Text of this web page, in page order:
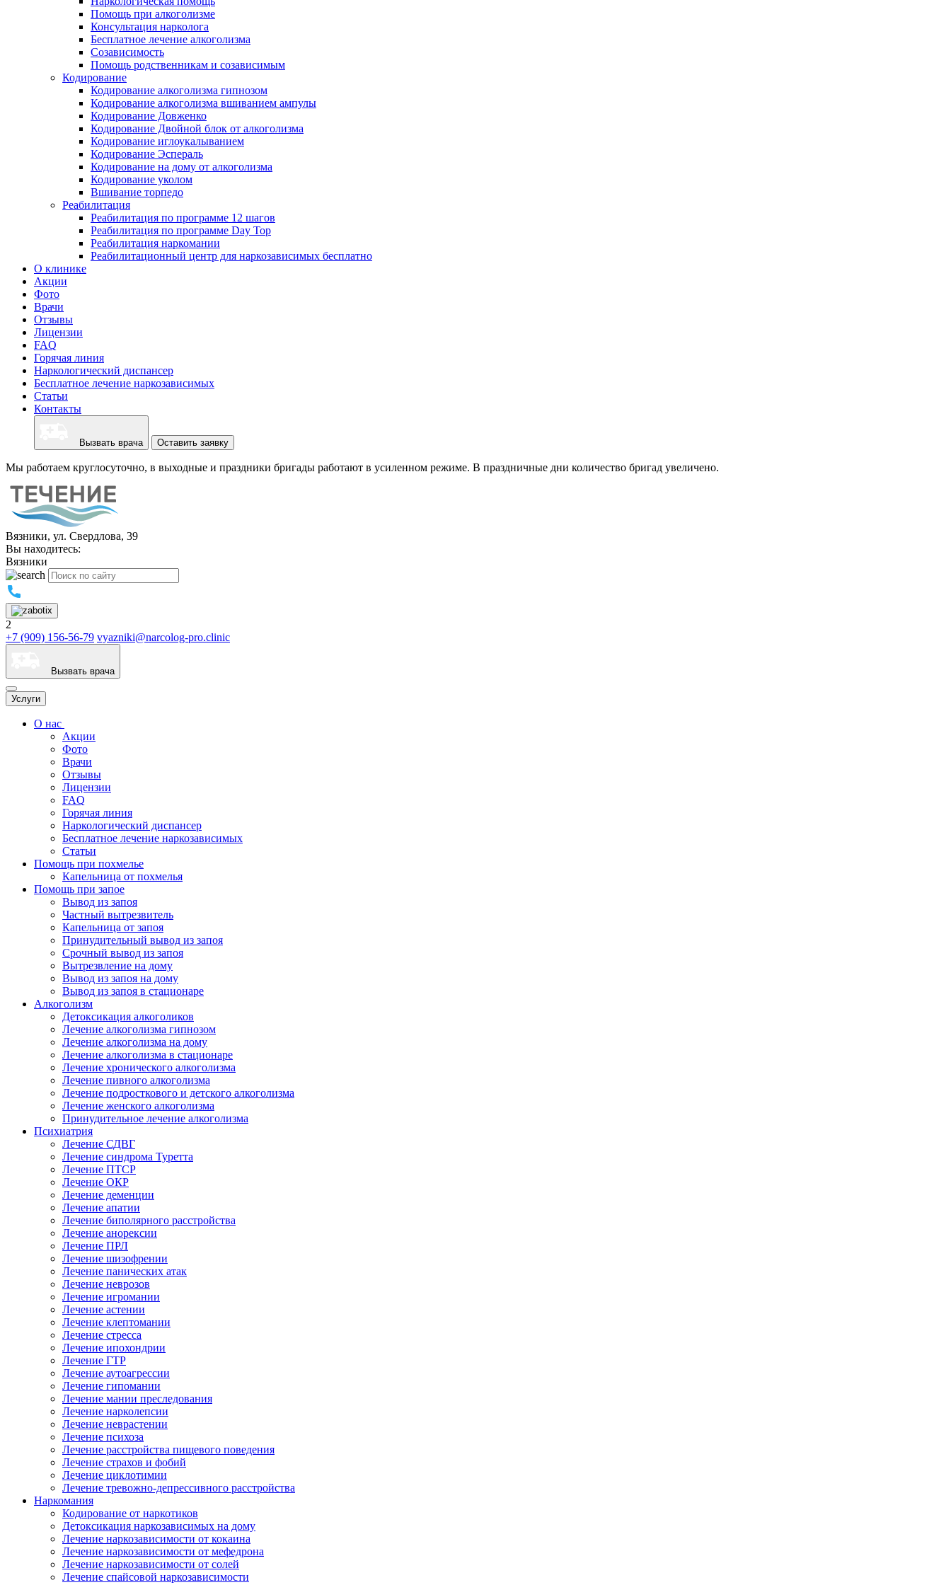
Помощь при алкоголизме
Консультация нарколога
Бесплатное лечение алкоголизма
Созависимость
Помощь родственникам и созависимым
Кодирование
Кодирование алкоголизма гипнозом
Кодирование алкоголизма вшиванием ампулы
Кодирование Довженко
Кодирование Двойной блок от алкоголизма
Кодирование иглоукалыванием
Кодирование Эспераль
Кодирование на дому от алкоголизма
Кодирование уколом
Вшивание торпедо
Реабилитация
Реабилитация по программе 12 шагов
Реабилитация по программе Day Top
Реабилитация наркомании
Реабилитационный центр для наркозависимых бесплатно
О клинике
Акции
Фото
Врачи
Отзывы
Лицензии
FAQ
Горячая линия
Наркологический диспансер
Бесплатное лечение наркозависимых
Статьи
Контакты
Вызвать врача Оставить заявку
Мы работаем круглосуточно, в выходные и праздники бригады работают в усиленном режиме. В праздничные дни количество бригад увеличено.
Вязники, ул. Свердлова, 39
Вы находитесь:
Вязники
2
+7 (909) 156-56-79 vyazniki@narcolog-pro.clinic
Вызвать врача
Услуги
О нас
Акции
Фото
Врачи
Отзывы
Лицензии
FAQ
Горячая линия
Наркологический диспансер
Бесплатное лечение наркозависимых
Статьи
Помощь при похмелье
Капельница от похмелья
Помощь при запое
Вывод из запоя
Частный вытрезвитель
Капельница от запоя
Принудительный вывод из запоя
Срочный вывод из запоя
Вытрезвление на дому
Вывод из запоя на дому
Вывод из запоя в стационаре
Алкоголизм
Детоксикация алкоголиков
Лечение алкоголизма гипнозом
Лечение алкоголизма на дому
Лечение алкоголизма в стационаре
Лечение хронического алкоголизма
Лечение пивного алкоголизма
Лечение подросткового и детского алкоголизма
Лечение женского алкоголизма
Принудительное лечение алкоголизма
Психиатрия
Лечение СДВГ
Лечение синдрома Туретта
Лечение ПТСР
Лечение ОКР
Лечение деменции
Лечение апатии
Лечение биполярного расстройства
Лечение анорексии
Лечение ПРЛ
Лечение шизофрении
Лечение панических атак
Лечение неврозов
Лечение игромании
Лечение астении
Лечение клептомании
Лечение стресса
Лечение ипохондрии
Лечение ГТР
Лечение аутоагрессии
Лечение гипомании
Лечение мании преследования
Лечение нарколепсии
Лечение неврастении
Лечение психоза
Лечение расстройства пищевого поведения
Лечение страхов и фобий
Лечение циклотимии
Лечение тревожно-депрессивного расстройства
Наркомания
Кодирование от наркотиков
Детоксикация наркозависимых на дому
Лечение наркозависимости от кокаина
Лечение наркозависимости от мефедрона
Лечение наркозависимости от солей
Лечение спайсовой наркозависимости